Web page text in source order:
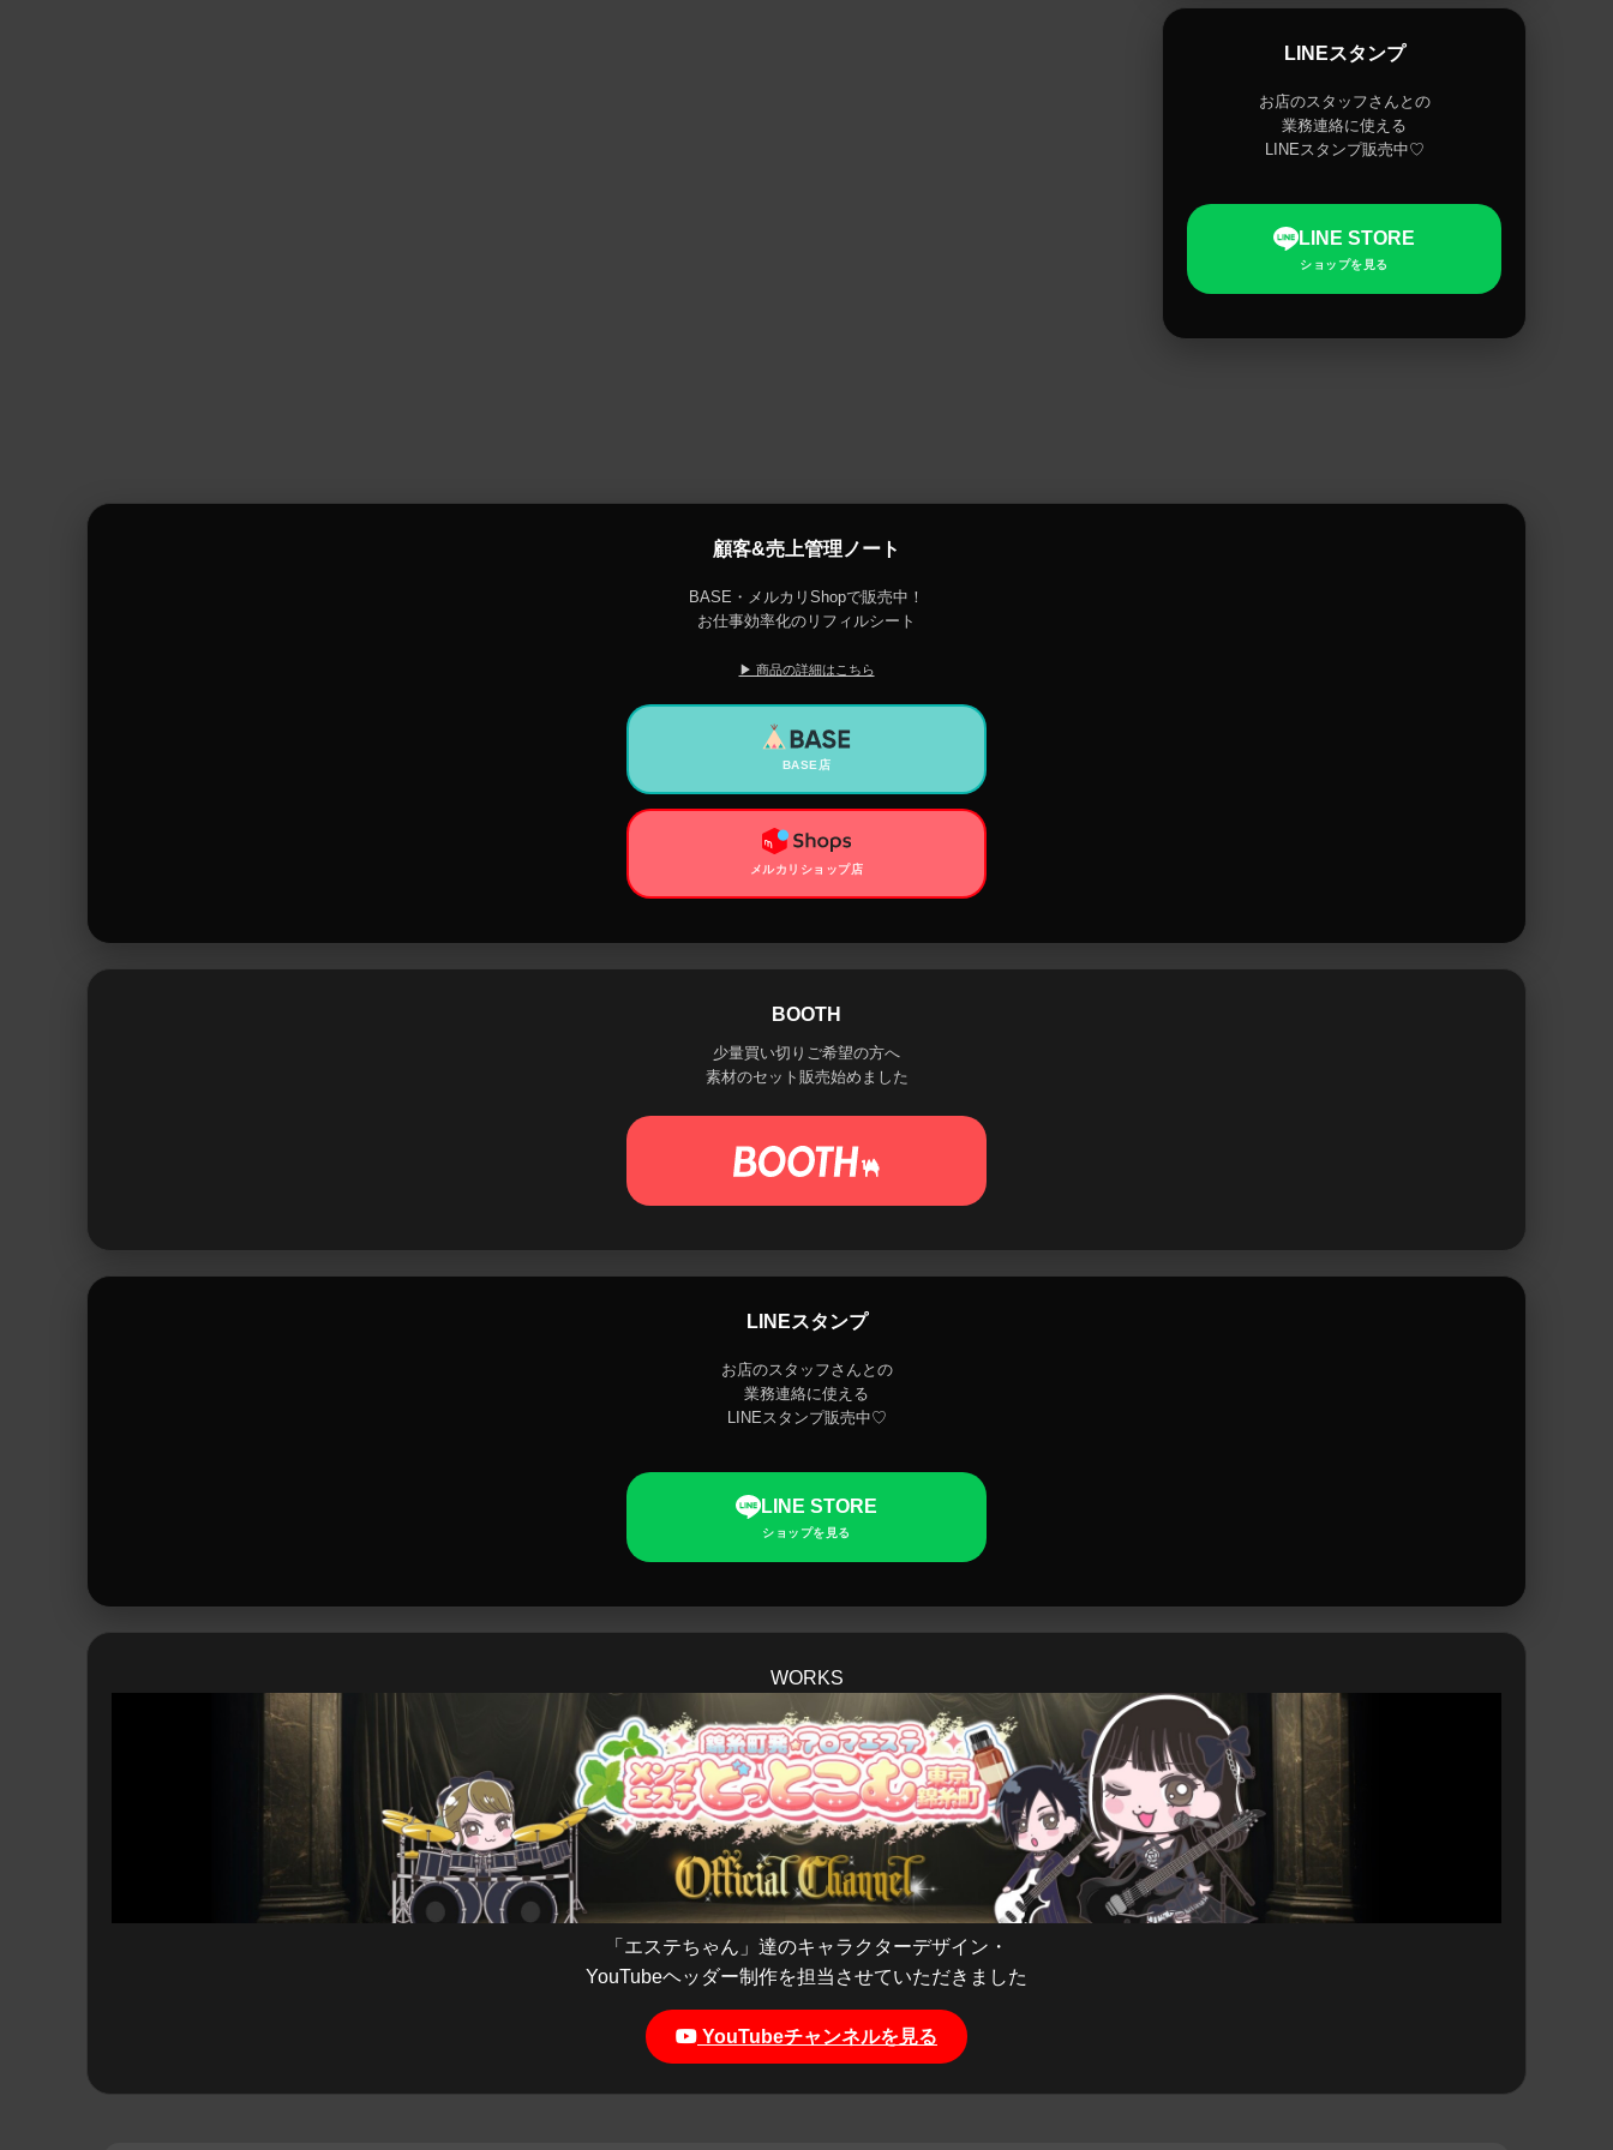
LINEスタンプ
お店のスタッフさんとの
業務連絡に使える
LINEスタンプ販売中♡
LINE STORE
ショップを見る
顧客&売上管理ノート
BASE・メルカリShopで販売中！
お仕事効率化のリフィルシート
▶ 商品の詳細はこちら
BASE店
メルカリショップ店
BOOTH
少量買い切りご希望の方へ
素材のセット販売始めました
LINEスタンプ
お店のスタッフさんとの
業務連絡に使える
LINEスタンプ販売中♡
LINE STORE
ショップを見る
WORKS
「エステちゃん」達のキャラクターデザイン・
YouTubeヘッダー制作を担当させていただきました
YouTubeチャンネルを見る